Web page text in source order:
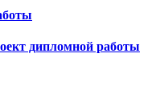
дипломной работы